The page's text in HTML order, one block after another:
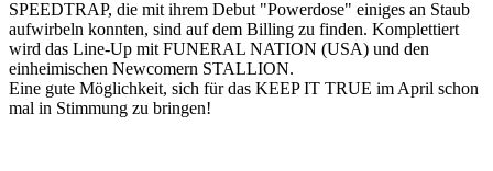
SPEEDTRAP, die mit ihrem Debut "Powerdose" einiges an Staub
aufwirbeln konnten, sind auf dem Billing zu finden. Komplettiert
wird das Line-Up mit FUNERAL NATION (USA) und den
einheimischen Newcomern STALLION.
Eine gute Möglichkeit, sich für das KEEP IT TRUE im April schon
mal in Stimmung zu bringen!